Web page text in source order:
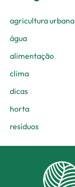
agricultura urbana
água
alimentação
clima
dicas
horta
resíduos